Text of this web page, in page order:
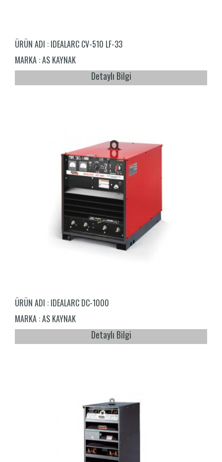
ÜRÜN ADI : IDEALARC CV-510 LF-33
MARKA :AS KAYNAK
Detaylı Bilgi
ÜRÜN ADI : IDEALARC DC-1000
MARKA :AS KAYNAK
Detaylı Bilgi